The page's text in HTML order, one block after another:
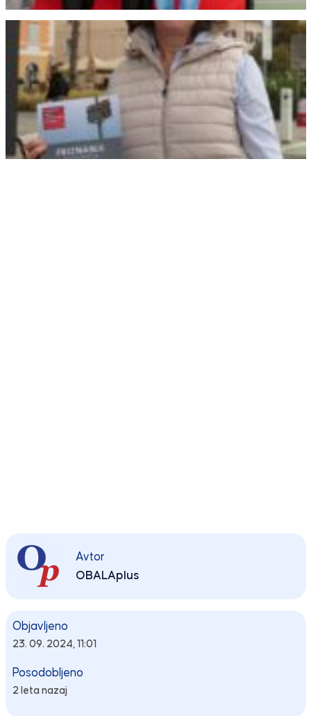
Avtor
OBALAplus
Objavljeno
23. 09. 2024, 11:01
Posodobljeno
2 leta nazaj